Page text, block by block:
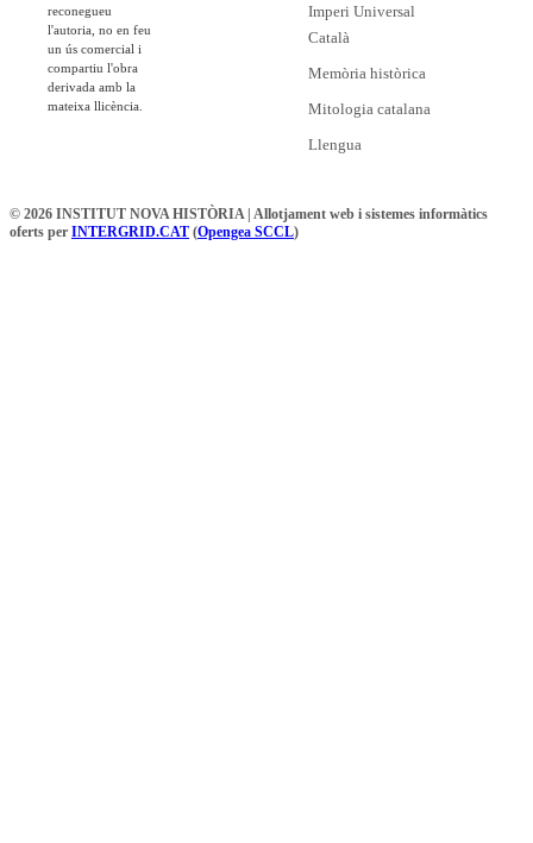
reconegueu
l'autoria, no en feu
un ús comercial i
compartiu l'obra
derivada amb la
mateixa llicència.
Imperi Universal
Català
Memòria històrica
Mitologia catalana
Llengua
© 2026 INSTITUT NOVA HISTÒRIA | Allotjament web i sistemes informàtics
oferts per INTERGRID.CAT (Opengea SCCL)